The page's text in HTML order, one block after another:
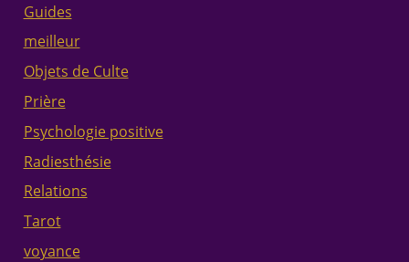
Guides
meilleur
Objets de Culte
Prière
Psychologie positive
Radiesthésie
Relations
Tarot
voyance